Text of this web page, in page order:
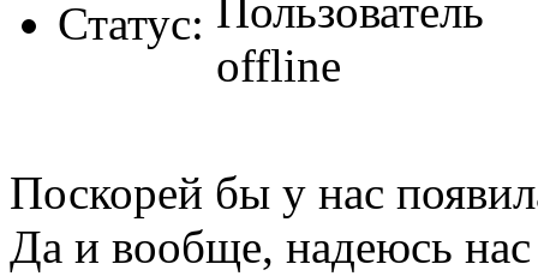
Статус:
Поскорей бы у нас
Да и вообще, надеюсь